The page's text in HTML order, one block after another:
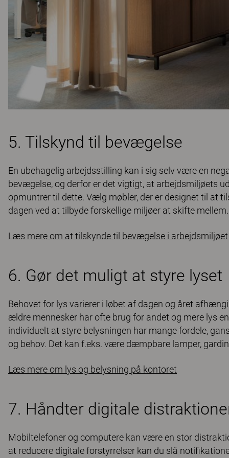
5. Tilskynd til bevægelse
En ubehagelig arbejdsstilling kan i sig selv være en
bevægelse, og derfor er det vigtigt, at arbejdsmiljøets
opmuntrer til dette. Vælg møbler, der er designet til at
dagen ved at tilbyde forskellige miljøer at skifte
Læs mere om at tilskynde til bevægelse i arbejdsmiljøet
6. Gør det muligt at styre lyset
Behovet for lys varierer i løbet af dagen og året
ældre mennesker har ofte brug for andet og mere lys
individuelt at styre belysningen har mange fordele,
og behov. Det kan f.eks. være dæmpbare lamper,
Læs mere om lys og belysning på kontoret
7. Håndter digitale
Mobiltelefoner og computere kan være en stor
at reducere digitale forstyrrelser kan du slå